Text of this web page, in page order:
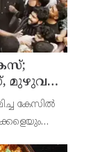
മുഴുവൻ
കേസില്‍